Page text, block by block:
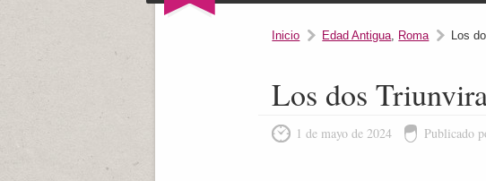
Inicio Edad Antigua, Roma Los
Los dos
1 de mayo de 2024 Publicado